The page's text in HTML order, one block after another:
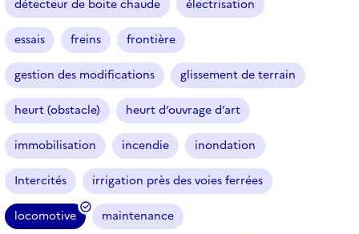
détecteur de boite chaude électrisation
essais freins frontière
gestion des modifications glissement de terrain
heurt (obstacle) heurt d’ouvrage d’art
immobilisation incendie inondation
Intercités irrigation près des voies ferrées
locomotive
(
maintenance